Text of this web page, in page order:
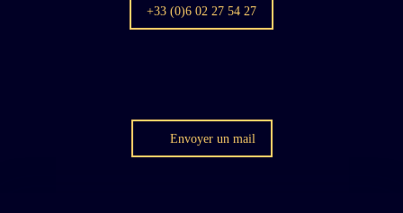
+33 (0)6 02 27 54 27
Envoyer un mail